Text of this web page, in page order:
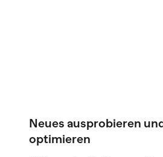
Neues ausprobieren
optimieren